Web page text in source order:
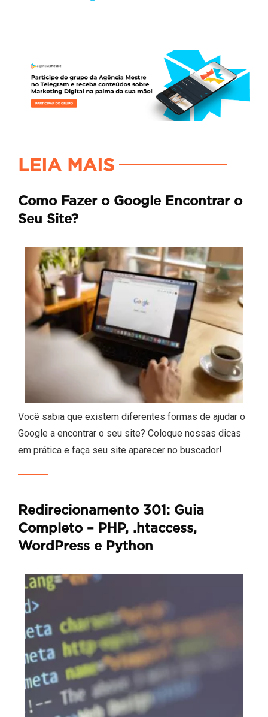
LEIA MAIS
Como Fazer o Google Encontrar o
Seu Site?
Você sabia que existem diferentes formas de ajudar o
Google a encontrar o seu site? Coloque nossas dicas
em prática e faça seu site aparecer no buscador!
Redirecionamento 301: Guia
Completo – PHP, .htaccess,
WordPress e Python